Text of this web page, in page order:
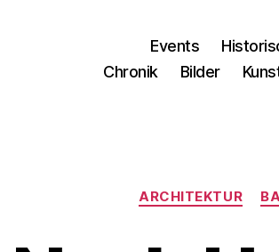
Events
Chronik
Bilder
ARCHITEKTUR